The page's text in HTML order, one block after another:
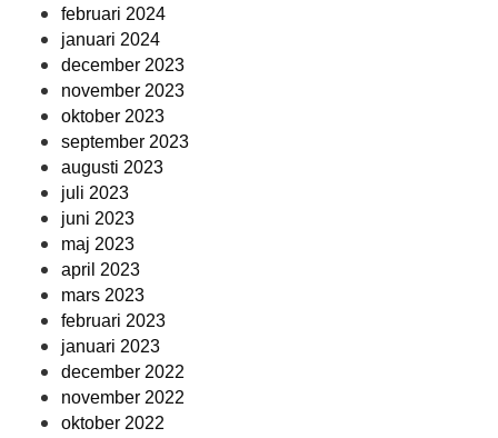
februari 2024
januari 2024
december 2023
november 2023
oktober 2023
september 2023
augusti 2023
juli 2023
juni 2023
maj 2023
april 2023
mars 2023
februari 2023
januari 2023
december 2022
november 2022
oktober 2022